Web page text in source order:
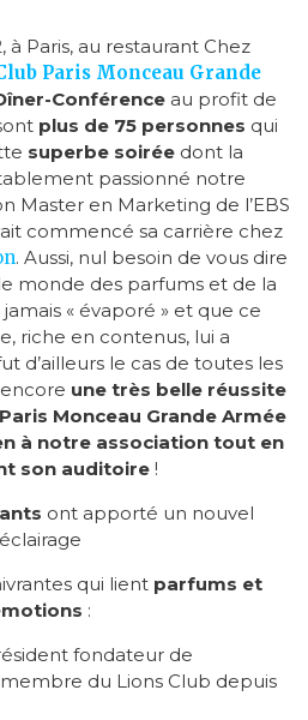
à Paris, au restaurant Chez
Paris Monceau Grande
Conférenceau profit de
plus de 75 personnes qui
superbe soirée dont la
passionné notre
Master en Marketing de l’EBS
commencé sa carrière chez
. Aussi, nul besoin de vous dire
monde des parfums et de la
« évaporé » et que ce
riche en contenus, lui a
d’ailleurs le cas de toutes les
une très belle réussite
Monceau Grande Armée
à notre association tout en
son auditoire!
ont apporté un nouvel
éclairage
qui lient parfums et
:
fondateur de
du Lions Club depuis